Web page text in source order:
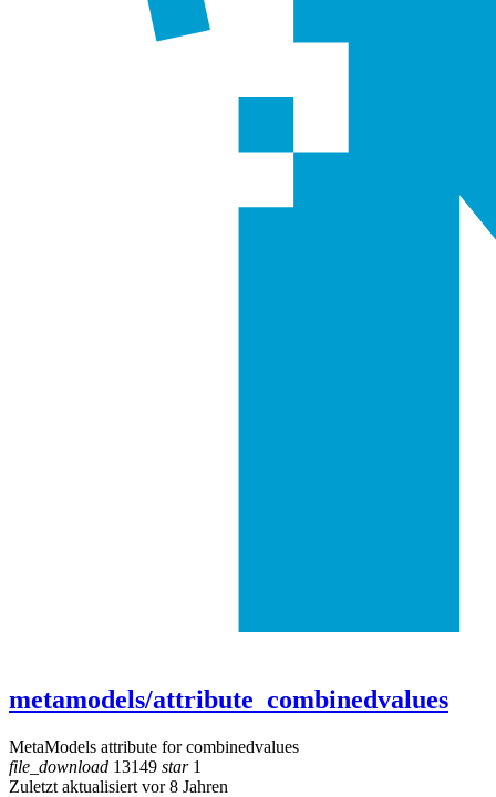
metamodels/attribute_combinedvalues
MetaModels attribute for combinedvalues
file_download 13149 star1
Zuletzt aktualisiert vor 8 Jahren